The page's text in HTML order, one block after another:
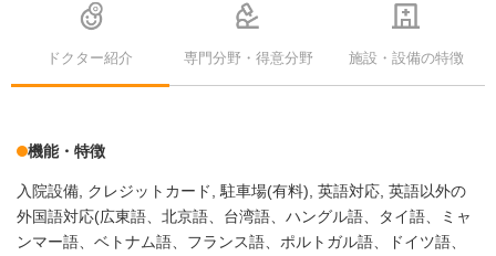
ドクター紹介 専門分野・得意分野 施設・設備の特徴
機能・特徴
入院設備 クレジットカード 駐車場(有料) 英語対応 英語以外の
外国語対応(広東語、北京語、台湾語、ハングル語、タイ語、ミャ
ンマー語、ベトナム語、フランス語、ポルトガル語、ドイツ語、